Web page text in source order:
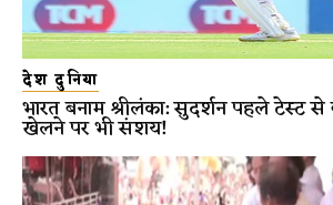
देश दुनिया
भारत बनाम श्रीलंका: सुदर्शन पहले टेस्ट
खेलने पर भी संशय!